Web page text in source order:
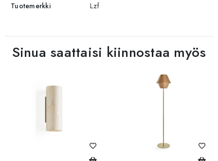
Tuotemerkki Lzf
Sinua saattaisi kiinnostaa myös